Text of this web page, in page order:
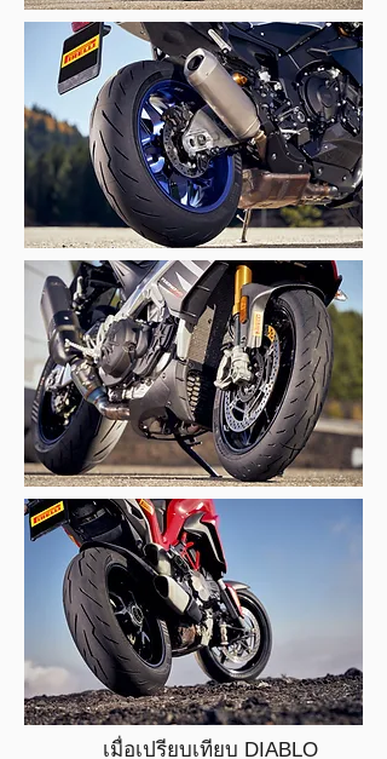
เมื่อเปรียบเทียบ DIABLO